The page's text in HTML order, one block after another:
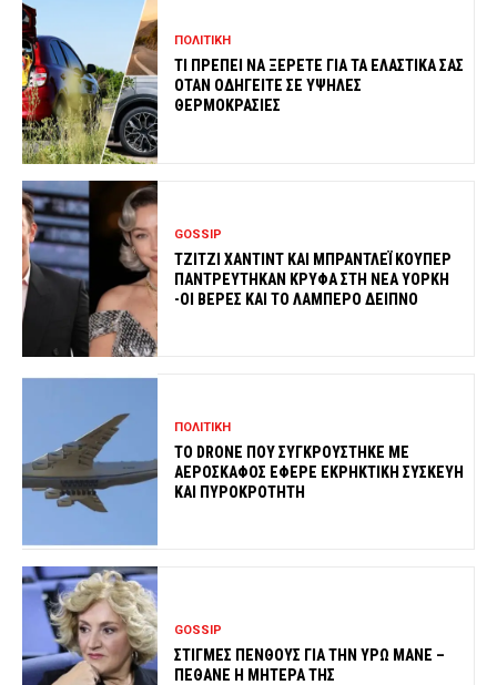
ΠΟΛΙΤΙΚΗ
ΤΙ ΠΡΕΠΕΙ ΝΑ ΞΕΡΕΤΕ ΓΙΑ ΤΑ ΕΛΑΣΤΙΚΑ ΣΑΣ
ΟΤΑΝ ΟΔΗΓΕΙΤΕ ΣΕ ΥΨΗΛΕΣ
ΘΕΡΜΟΚΡΑΣΙΕΣ
GOSSIP
ΤΖΙΤΖΙ ΧΑΝΤΙΝΤ ΚΑΙ ΜΠΡΑΝΤΛΕΪ ΚΟΥΠΕΡ
ΠΑΝΤΡΕΥΤΗΚΑΝ ΚΡΥΦΑ ΣΤΗ ΝΕΑ ΥΟΡΚΗ
-ΟΙ ΒΕΡΕΣ ΚΑΙ ΤΟ ΛΑΜΠΕΡΟ ΔΕΙΠΝΟ
ΠΟΛΙΤΙΚΗ
ΤΟ DRONE ΠΟΥ ΣΥΓΚΡΟΥΣΤΗΚΕ ΜΕ
ΑΕΡΟΣΚΑΦΟΣ ΕΦΕΡΕ ΕΚΡΗΚΤΙΚΗ ΣΥΣΚΕΥΗ
ΚΑΙ ΠΥΡΟΚΡΟΤΗΤΗ
GOSSIP
ΣΤΙΓΜΕΣ ΠΕΝΘΟΥΣ ΓΙΑ ΤΗΝ ΥΡΩ ΜΑΝΕ –
ΠΕΘΑΝΕ Η ΜΗΤΕΡΑ ΤΗΣ